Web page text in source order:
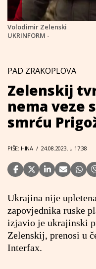
Volodimir Zelenski
UKRINFORM -
PAD ZRAKOPLOVA
Zelenskij
nema veze
smrću
PIŠE: HINA / 24.08.2023. u 17:38
Ukrajina nije
zapovjednika ruske
izjavio je ukrajinski
Zelenskij, prenosi u
Interfax.